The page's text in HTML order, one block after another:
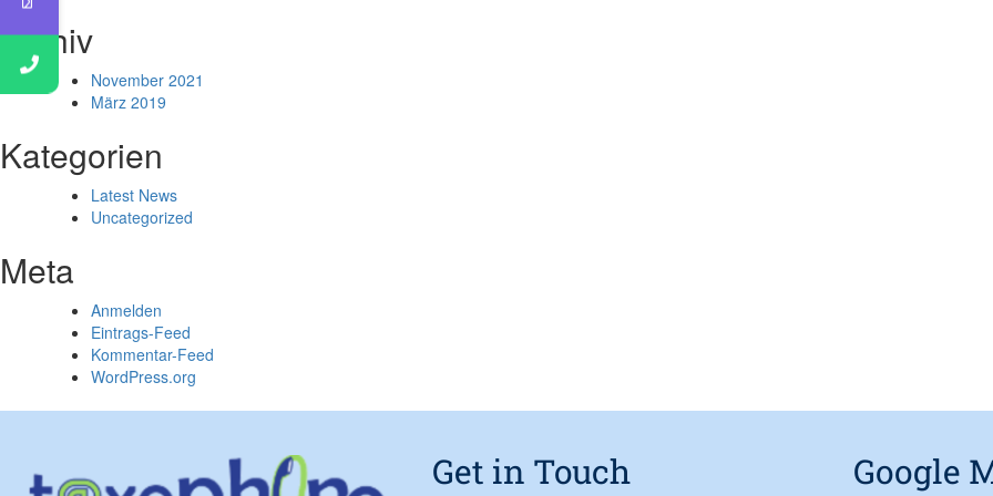
Archiv
November 2021
März 2019
Kategorien
Latest News
Uncategorized
Meta
Anmelden
Eintrags-Feed
Kommentar-Feed
WordPress.org
Get in Touch Google